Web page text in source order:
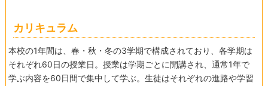
カリキュラム
本校の1年間は、春・秋・冬の3学期で構成されており、各学期は
それぞれ60日の授業日。授業は学期ごとに開講され、通常1年で
学ぶ内容を60日間で集中して学ぶ。生徒はそれぞれの進路や学習